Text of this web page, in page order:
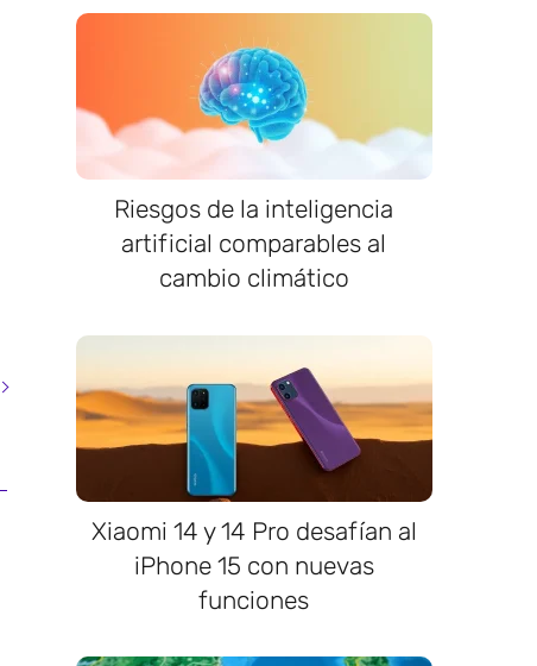
Riesgos de la inteligencia
artificial comparables al
cambio climático
Xiaomi 14 y 14 Pro desafían al
iPhone 15 con nuevas
funciones